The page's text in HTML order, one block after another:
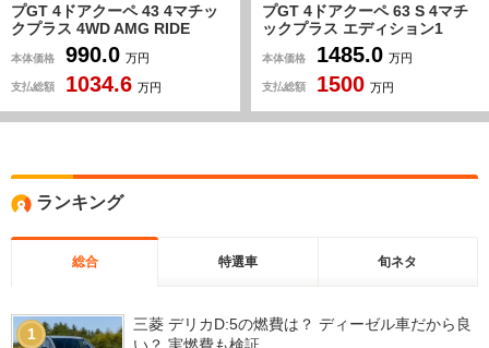
プGT 4ドアクーペ 43 4マチッ
クプラス 4WD OP114/エクスク
ルーシブPKG/パノラミックル
ーフ/黒革/Fベンチレーター/ブ
ルメスター/ヘッドアップD/前後
シートH/レーダーセーフティ
PKG/360°カメラ/AMG19inAW/
本体価格 1078.0 万円
支払総額 1095.8 万円
プGT 4ドアクーペ 63 S 4マチ
ックプラス エディション1
4WD サンルーフ LEDヘッド
ライト 360°カメラ ラッピン
グ ブラックアウト TVナビ
Bカメラ アンビエント
V8TURBO オートトランク
本体価格 1485.0 万円
支払総額 1500 万円
ランキング
総合 特選車 旬ネタ
1
三菱 デリカD:5の燃費は？ ディーゼル車だから良